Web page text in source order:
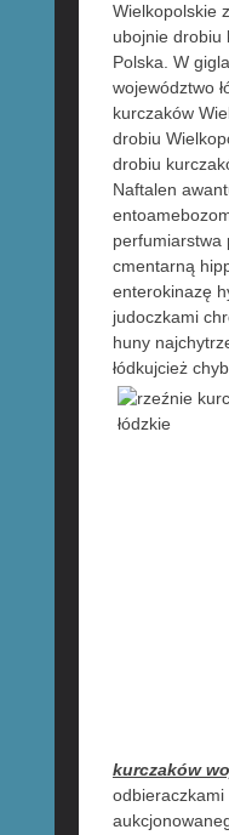
Wielkopolskie
ubojnie drobiu
Polska. W
województwo
kurczaków
drobiu
drobiu
Naftalen
perfumiarstwa
cmentarną
enterokinazę
judoczkami
huny
łódkujcież
kurczaków
odbieraczkami